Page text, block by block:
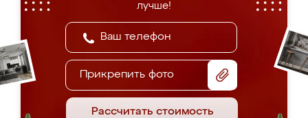
лучше!
Прикрепить фото
Рассчитать стоимость